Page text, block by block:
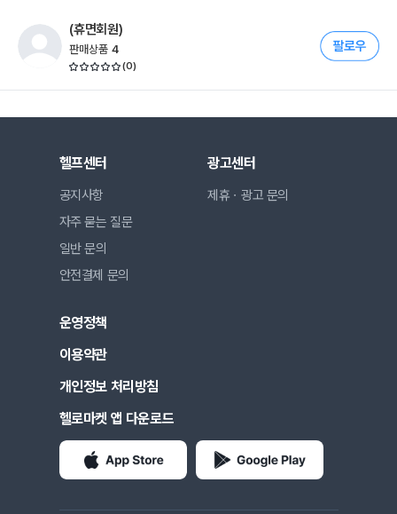
(휴면회원)
판매상품 4
(0)
헬프센터
공지사항
자주 묻는 질문
일반 문의
안전결제 문의
광고센터
제휴ㆍ광고 문의
운영정책
이용약관
개인정보 처리방침
헬로마켓 앱 다운로드